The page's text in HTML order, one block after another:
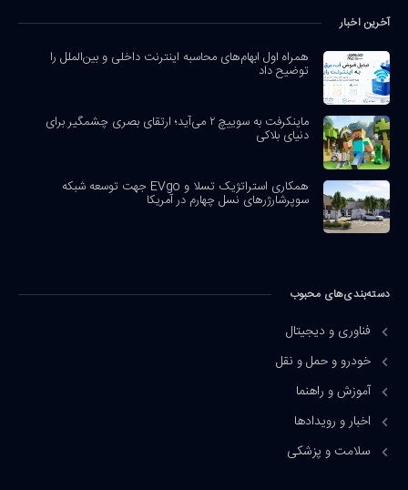
آخرین اخبار
همراه اول ابهام‌های محاسبه اینترنت داخلی و بین‌الملل را
توضیح داد
ماینکرفت به سوییچ ۲ می‌آید؛ ارتقای بصری چشمگیر برای
دنیای بلاکی
همکاری استراتژیک تسلا و EVgo جهت توسعه شبکه
سوپرشارژرهای نسل چهارم در آمریکا
دسته‌بندی‌های محبوب
فناوری و دیجیتال
خودرو و حمل و نقل
آموزش و راهنما
اخبار و رویدادها
سلامت و پزشکی